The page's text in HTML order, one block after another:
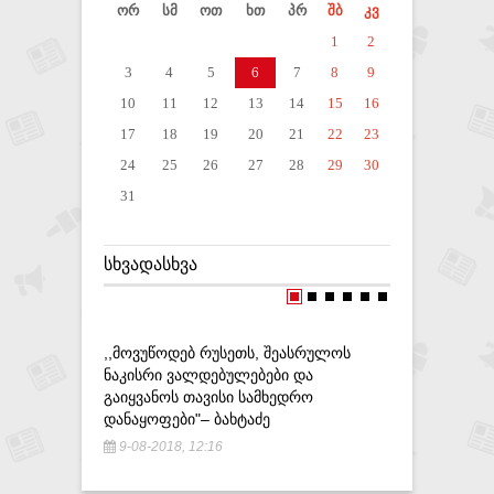
ორ
სმ ოთ ხთ პრ შბ
კვ
1
2
3
4 5 6 7 8
9
10
11 12 13 14 15
16
17
18 19 20 21 22
23
24
25 26 27 28 29
30
31
ᲡᲮᲕᲐᲓᲐᲡᲮᲕᲐ
,,ᲛᲝᲕᲣᲬᲝᲓᲔᲑ ᲠᲣᲡᲔᲗᲡ, ᲨᲔᲐᲡᲠᲣᲚᲝᲡ
ᲜᲐᲙᲘᲡᲠᲘ ᲕᲐᲚᲓᲔᲑᲣᲚᲔᲑᲔᲑᲘ ᲓᲐ
ᲒᲐᲘᲧᲕᲐᲜᲝᲡ ᲗᲐᲕᲘᲡᲘ ᲡᲐᲛᲮᲔᲓᲠᲝ
ᲓᲐᲜᲐᲧᲝᲤᲔᲑᲘ"– ᲑᲐᲮᲢᲐᲫᲔ
9-08-2018, 12:16